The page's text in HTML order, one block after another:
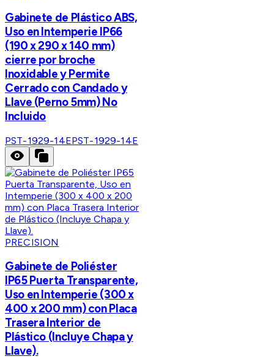
Gabinete de Plástico ABS,
Uso en Intemperie IP66
(190 x 290 x 140 mm)
cierre por broche
Inoxidable y Permite
Cerrado con Candado y
Llave (Perno 5mm) No
Incluido
PST-1929-14EPST-1929-14E
PRECISION
Gabinete de Poliéster
IP65 Puerta Transparente,
Uso en Intemperie (300 x
400 x 200 mm) con Placa
Trasera Interior de
Plástico (Incluye Chapa y
Llave).